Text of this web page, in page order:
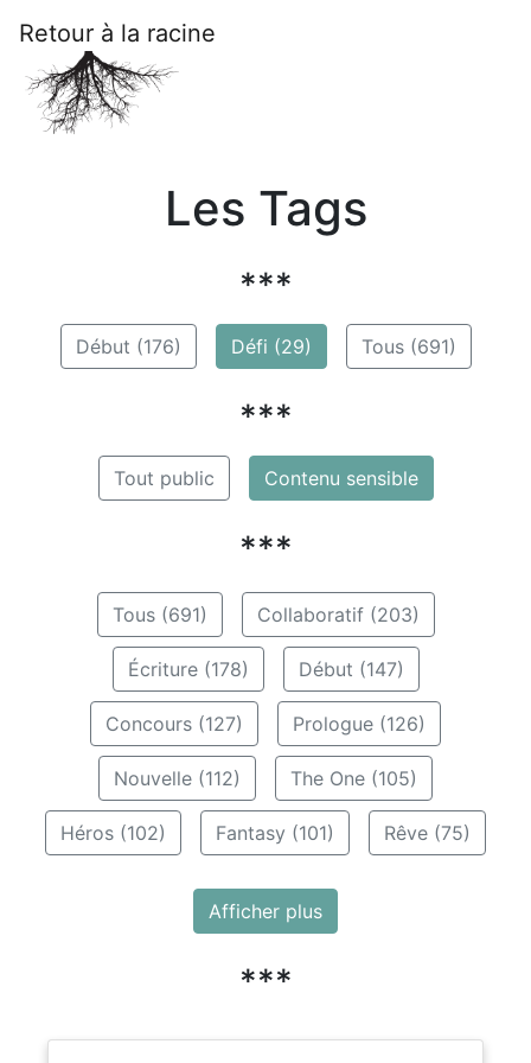
Retour à la racine
Les Tags
***
Début (176) Défi (29) Tous (691)
***
Tout public Contenu sensible
***
Tous (691) Collaboratif (203)
Écriture (178) Début (147)
Concours (127) Prologue (126)
Nouvelle (112) The One (105)
Héros (102) Fantasy (101) Rêve (75)
Afficher plus
***